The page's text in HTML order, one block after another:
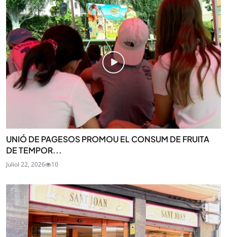
UNIÓ DE PAGESOS PROMOU EL CONSUM DE FRUITA
DE TEMPOR...
Juliol 22, 2026 10